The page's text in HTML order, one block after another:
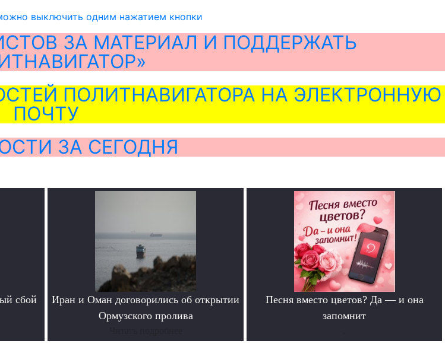
выключить одним нажатием кнопки
ЗА МАТЕРИАЛ И ПОДДЕРЖАТЬ
ПОЛИТНАВИГАТОРА НА ЭЛЕКТРОННУЮ
ПОЧТУ
ЗА СЕГОДНЯ
сбой
Иран и Оман договорились об открытии
Ормузского пролива
Песня вместо цветов? Да — и она
запомнит